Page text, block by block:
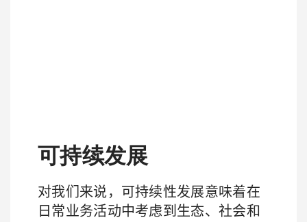
可持续发展
对我们来说，可持续性发展意味着在
日常业务活动中考虑到生态、社会和